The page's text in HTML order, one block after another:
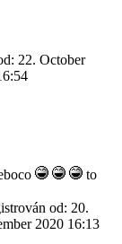
22. October
to
od: 20.
2020 16:13